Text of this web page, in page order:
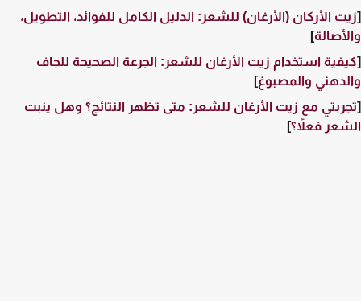
الأركان (الأرغان) للشعر: الدليل الكامل للفوائد، التطويل،
]
استخدام زيت الأرغان للشعر: الجرعة الصحيحة للجاف
والمصبوغ]
مع زيت الأرغان للشعر: متى تظهر النتائج؟ وهل ينبت
فعلاً؟]